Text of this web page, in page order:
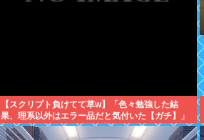
【スクリプト負けてて草w】「色々勉強した結
果、理系以外はエラー品だと気付いた【ガチ】」
について、もっと具体的に話そうか